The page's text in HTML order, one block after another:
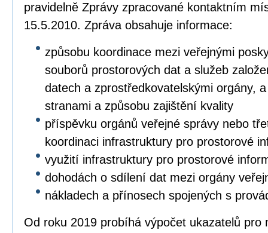
pravidelně Zprávy zpracované kontaktním
15.5.2010. Zpráva obsahuje informace:
způsobu koordinace mezi veřejnými
souborů prostorových dat a služeb
datech a zprostředkovatelskými orgány,
stranami a způsobu zajištění kvality
příspěvku orgánů veřejné správy nebo
koordinaci infrastruktury pro prostorové
využití infrastruktury pro prostorové
dohodách o sdílení dat mezi orgány
nákladech a přínosech spojených s
Od roku 2019 probíhá výpočet ukazatelů pro